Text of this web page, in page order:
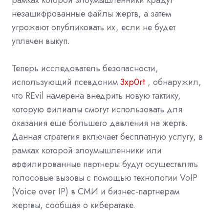
незашифрованные файлы жертв, а затем
угрожают опубликовать их, если не будет
уплачен выкуп.
Теперь исследователь безопасности,
использующий псевдоним3xp0rt , обнаружил,
что REvil намерена внедрить новую тактику,
которую филиалы смогут использовать для
оказания еще большего давления на жертв.
Данная стратегия включает бесплатную услугу, в
рамках которой злоумышленники или
аффилированные партнеры будут осуществлять
голосовые вызовы с помощью технологии VoIP
(Voice over IP) в СМИ и бизнес-партнерам
жертвы, сообщая о кибератаке.